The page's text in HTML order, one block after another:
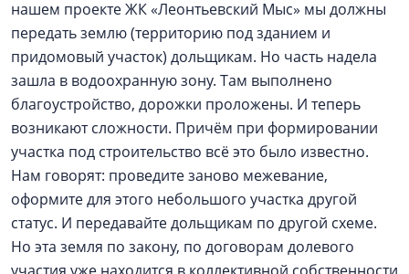
нашем проекте ЖК «Леонтьевский Мыс» мы должны
передать землю (территорию под зданием и
придомовый участок) дольщикам. Но часть надела
зашла в водоохранную зону. Там выполнено
благоустройство, дорожки проложены. И теперь
возникают сложности. Причём при формировании
участка под строительство всё это было известно.
Нам говорят: проведите заново межевание,
оформите для этого небольшого участка другой
статус. И передавайте дольщикам по другой схеме.
Но эта земля по закону, по договорам долевого